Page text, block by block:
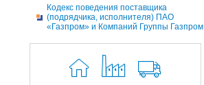
Кодекс поведения поставщика
(подрядчика, исполнителя) ПАО
«Газпром» и Компаний Группы Газпром